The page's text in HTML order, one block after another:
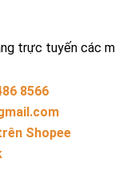
trực tuyến các
8566
Shopee